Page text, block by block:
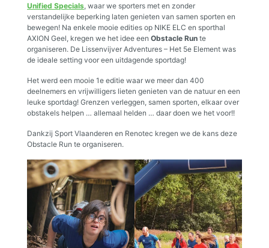
Unified Specials , waar we sporters met en zonder
verstandelijke beperking laten genieten van samen sporten en
bewegen! Na enkele mooie edities op NIKE ELC en sporthal
AXION Geel, kregen we het idee een Obstacle Run te
organiseren. De Lissenvijver Adventures – Het 5e Element was
de ideale setting voor een uitdagende sportdag!
Het werd een mooie 1e editie waar we meer dan 400
deelnemers en vrijwilligers lieten genieten van de natuur en een
leuke sportdag! Grenzen verleggen, samen sporten, elkaar over
obstakels helpen … allemaal helden … daar doen we het voor!!
Dankzij Sport Vlaanderen en Renotec kregen we de kans deze
Obstacle Run te organiseren.